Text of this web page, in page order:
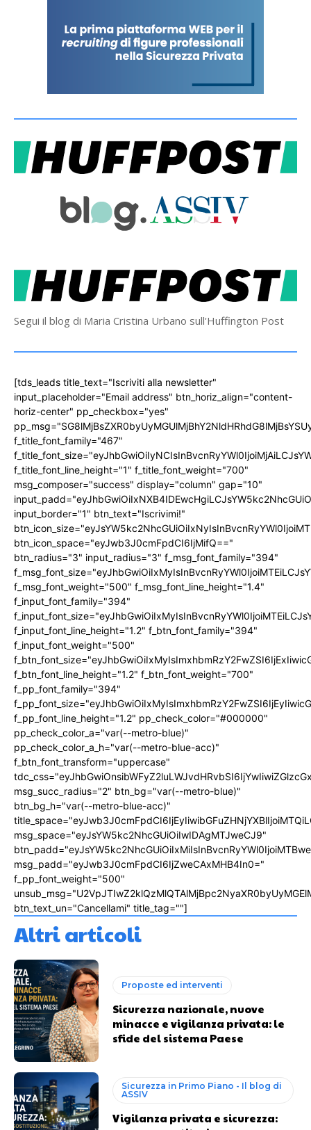
Segui il blog di Maria Cristina Urbano sull'Huffington Post
[tds_leads title_text="Iscriviti alla newsletter"
input_placeholder="Email address" btn_horiz_align="content-
horiz-center" pp_checkbox="yes"
f_title_font_family="467"
f_title_font_line_height="1" f_title_font_weight="700"
msg_composer="success" display="column" gap="10"
input_border="1" btn_text="Iscrivimi!"
btn_icon_space="eyJwb3J0cmFpdCI6IjMifQ=="
btn_radius="3" input_radius="3" f_msg_font_family="394"
f_msg_font_weight="500" f_msg_font_line_height="1.4"
f_input_font_family="394"
f_input_font_line_height="1.2" f_btn_font_family="394"
f_input_font_weight="500"
f_btn_font_line_height="1.2" f_btn_font_weight="700"
f_pp_font_family="394"
f_pp_font_line_height="1.2" pp_check_color="#000000"
pp_check_color_a="var(--metro-blue)"
pp_check_color_a_h="var(--metro-blue-acc)"
f_btn_font_transform="uppercase"
msg_succ_radius="2" btn_bg="var(--metro-blue)"
btn_bg_h="var(--metro-blue-acc)"
msg_space="eyJsYW5kc2NhcGUiOiIwIDAgMTJweCJ9"
msg_padd="eyJwb3J0cmFpdCI6IjZweCAxMHB4In0="
f_pp_font_weight="500"
btn_text_un="Cancellami" title_tag=""]
Altri articoli
Proposte ed interventi
Sicurezza nazionale, nuove
minacce e vigilanza privata: le
sfide del sistema Paese
Sicurezza in Primo Piano - Il blog di
ASSIV
Vigilanza privata e sicurezza: